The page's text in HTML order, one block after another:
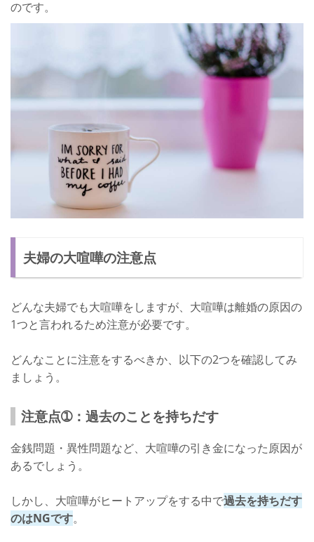
のです。
夫婦の大喧嘩の注意点
どんな夫婦でも大喧嘩をしますが、大喧嘩は離婚の原因の
1つと言われるため注意が必要です。
どんなことに注意をするべきか、以下の2つを確認してみ
ましょう。
注意点➀：過去のことを持ちだす
金銭問題・異性問題など、大喧嘩の引き金になった原因が
あるでしょう。
しかし、大喧嘩がヒートアップをする中で過去を持ちだす
のはNGです。